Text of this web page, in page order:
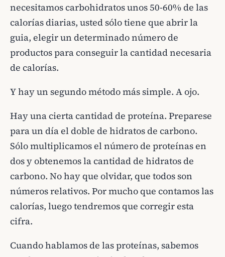
necesitamos carbohidratos unos 50-60% de las
calorías diarias, usted sólo tiene que abrir la
guia, elegir un determinado número de
productos para conseguir la cantidad necesaria
de calorías.
Y hay un segundo método más simple. A ojo.
Hay una cierta cantidad de proteína. Preparese
para un día el doble de hidratos de carbono.
Sólo multiplicamos el número de proteínas en
dos y obtenemos la cantidad de hidratos de
carbono. No hay que olvidar, que todos son
números relativos. Por mucho que contamos las
calorías, luego tendremos que corregir esta
cifra.
Cuando hablamos de las proteínas, sabemos